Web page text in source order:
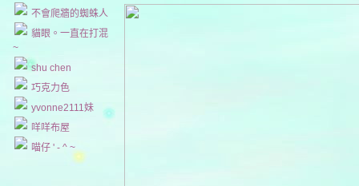
不會爬牆的蜘蛛人
貓眼。一直在打混
~
shu chen
巧克力色
yvonne2111妹
咩咩布屋
喵仔 ' - ^ ~